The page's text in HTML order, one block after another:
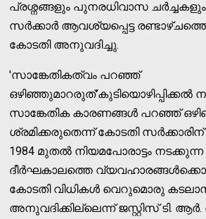
പ്രശ്നങ്ങളും പുനരധിവാസ ചർച്ചകളും
സർക്കാർ ആവശ്യപ്പെട്ട
കോടതി അനുവദിച്ചു.
'സാങ്കേതികത്വം പറഞ്ഞ്
ഒഴിഞ്ഞുമാറരുത്'കുടിയൊഴിപ്പിക്കൽ
സാങ്കേതിക കാരണങ്ങൾ പറഞ്ഞ്
ശ്രമിക്കരുതെന്ന് കോടതി സർക്കാരിന്
1984 മുതൽ നിയമപോരാട്ടം
ദീർഘകാലത്തെ
കോടതി വിധികൾ വെറുമൊരു
അനുവദിക്കില്ലെന്ന് ജസ്റ്റിസ് ടി. ആർ.